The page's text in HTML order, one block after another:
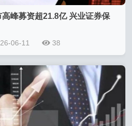
峰募资超21.8亿 兴业证券保
06-11 38